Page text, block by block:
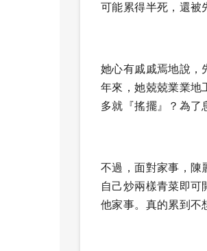
可能累得半死，還被
她心有戚戚焉地說，
年來，她兢兢業業地
多就『搖擺』？為了
不過，面對家事，陳
自己炒兩樣青菜即
他家事。真的累到不